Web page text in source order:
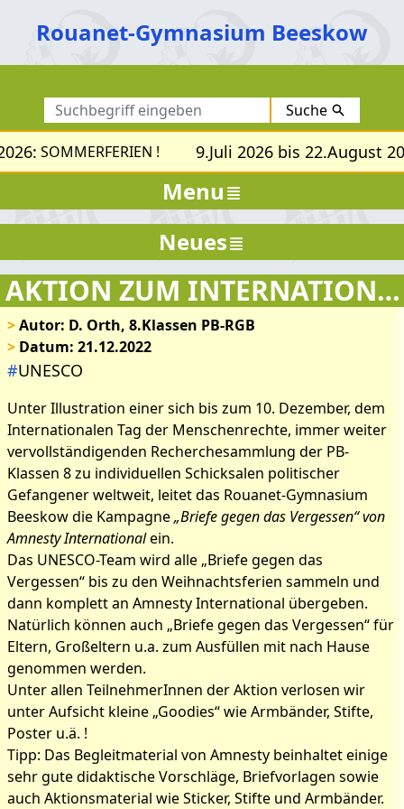
Rouanet-Gymnasium Beeskow
Suche
SOMMERFERIEN ! 9.Juli 2026 bis 22.August
Menu
AKTION ZUM INTERNATIONALEN TAG DER MENSCHENRECHTE
>Autor: D. Orth, 8.Klassen PB-RGB
> Datum: 21.12.2022
#UNESCO
Unter Illustration einer sich bis zum 10. Dezember, dem
Internationalen Tag der Menschenrechte, immer weiter
vervollständigenden Recherchesammlung der PB-
Klassen 8 zu individuellen Schicksalen politischer
Gefangener weltweit, leitet das Rouanet-Gymnasium
Beeskow die Kampagne„Briefe gegen das Vergessen“ von
Amnesty Internationalein.
Das UNESCO-Team wird alle „Briefe gegen das
Vergessen“ bis zu den Weihnachtsferien sammeln und
dann komplett an Amnesty International übergeben.
Natürlich können auch „Briefe gegen das Vergessen“ für
Eltern, Großeltern u.a. zum Ausfüllen mit nach Hause
genommen werden.
Unter allen TeilnehmerInnen der Aktion verlosen wir
unter Aufsicht kleine „Goodies“ wie Armbänder, Stifte,
Poster u.ä. !
Tipp: Das Begleitmaterial von Amnesty beinhaltet einige
sehr gute didaktische Vorschläge, Briefvorlagen sowie
auch Aktionsmaterial wie Sticker, Stifte und Armbänder.
Bilder zum Artikel:
AKTION ZUM
INTERNATIONALEN TAG
DER MENSCHENRECHTE
Neues